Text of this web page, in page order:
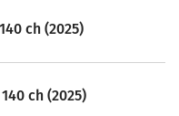
ch (2025)
ch (2025)